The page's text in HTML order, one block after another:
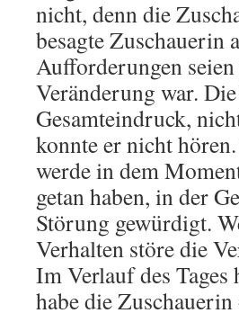
nicht, denn die
besagte Zuschauerin
Aufforderungen
Veränderung war.
Gesamteindruck,
konnte er nicht
werde in dem
getan haben, in der
Störung gewürdigt.
Verhalten störe die
Im Verlauf des
habe die Zuschauerin